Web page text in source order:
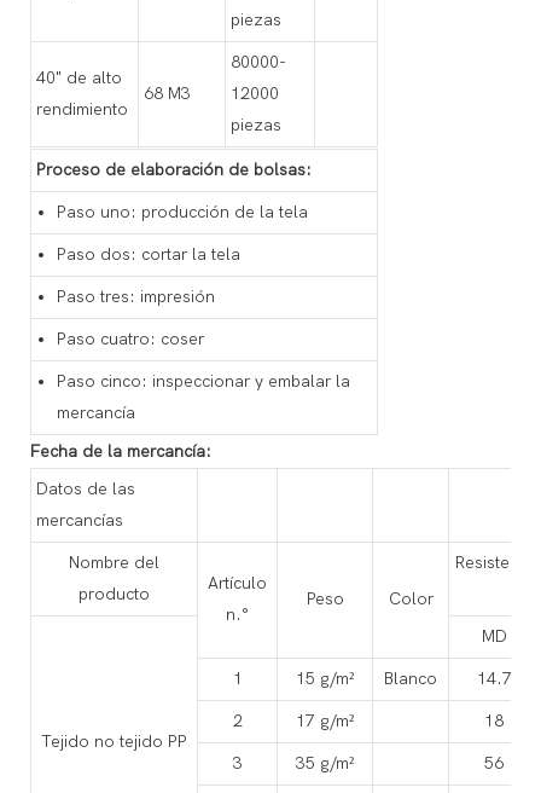
piezas
40" de alto
rendimiento
68 M3
80000-
12000
piezas
Proceso de elaboración de bolsas:
Paso uno: producción de la tela
Paso dos: cortar la tela
Paso tres: impresión
Paso cuatro: coser
Paso cinco: inspeccionar y embalar la
mercancía
Fecha de la mercancía:
Datos de las
mercancías
Nombre del
producto
Artículo
n.°
Peso Color
Tejido no tejido PP
MD
1 15 g/m² Blanco 14.7
2 17 g/m² 18
3 35 g/m² 56